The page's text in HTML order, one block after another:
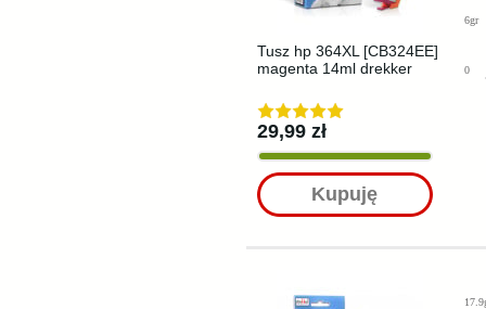
Tusz hp 364XL [CB324EE]
magenta 14ml drekker
29,99 zł
Kupuję
6gr
0